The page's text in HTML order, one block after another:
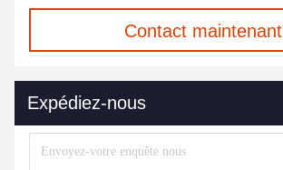
Contact maintenant
Expédiez-nous